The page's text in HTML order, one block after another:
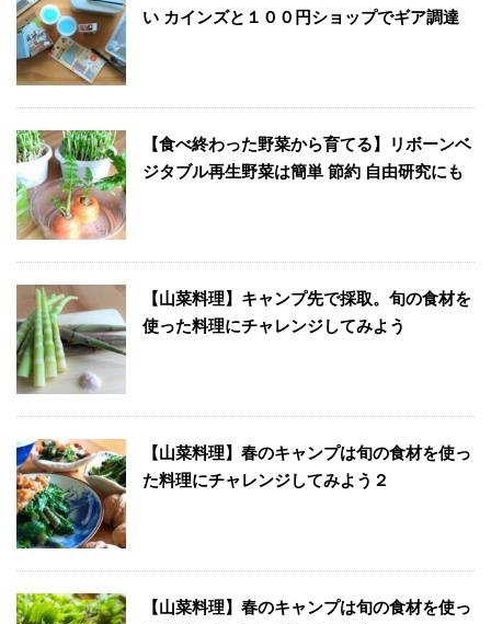
い カインズと１００円ショップでギア調達
【食べ終わった野菜から育てる】リボーンベ
ジタブル再生野菜は簡単 節約 自由研究にも
【山菜料理】キャンプ先で採取。旬の食材を
使った料理にチャレンジしてみよう
【山菜料理】春のキャンプは旬の食材を使っ
た料理にチャレンジしてみよう２
【山菜料理】春のキャンプは旬の食材を使っ